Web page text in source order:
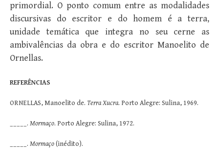
primordial. O ponto comum entre as modalidades
discursivas do escritor e do homem é a terra,
unidade temática que integra no seu cerne as
ambivalências da obra e do escritor Manoelito de
Ornellas.
REFERÊNCIAS
ORNELLAS, Manoelito de. Terra Xucra. Porto Alegre: Sulina, 1969.
_____. Mormaço. Porto Alegre: Sulina, 1972.
_____. Mormaço(inédito).